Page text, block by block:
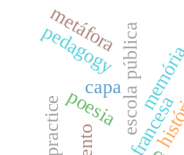
escola pública
capa
poesia
pedagogy
metáfora